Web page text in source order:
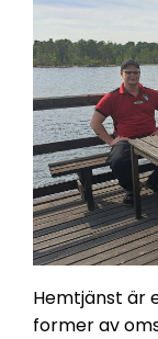
Hemtjänst är
former av